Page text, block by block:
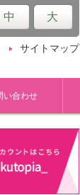
サイトマップ
中 大
い合わせ